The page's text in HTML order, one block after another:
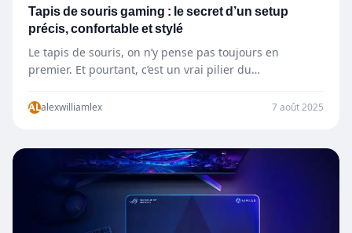
Tapis de souris gaming : le secret d’un setup
précis, confortable et stylé
Le tapis de souris, on n’y pense pas toujours en
premier. Et pourtant, c’est un vrai pilier du…
ALalexwilliamlex 7 août 2025